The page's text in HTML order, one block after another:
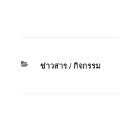
หมวด
ข่าวสาร / กิจกรรม